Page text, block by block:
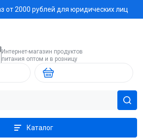
от 2000 рублей для юридических лиц
Интернет-магазин продуктов
питания оптом и в розницу
Каталог